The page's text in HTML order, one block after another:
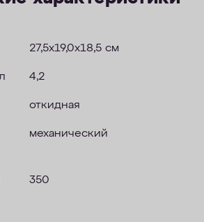
27,5x19,0x18,5 см
4,2
откидная
механический
350